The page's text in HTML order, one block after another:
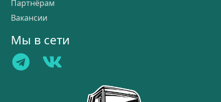
Партнёрам
Вакансии
Мы в сети